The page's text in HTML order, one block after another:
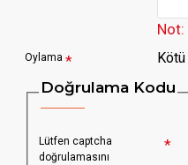
Not:
Oylama Kötü
Doğrulama Kodu
Lütfen captcha
doğrulamasını